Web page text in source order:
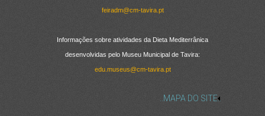
feiradm@cm-tavira.pt
Informações sobre atividades da Dieta Mediterrânica
desenvolvidas pelo Museu Municipal de Tavira:
edu.museus@cm-tavira.pt
..MAPA DO SITE..